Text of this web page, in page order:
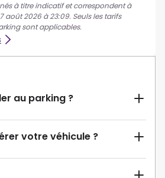
à titre indicatif et correspondent à
août 2026 à 23:09. Seuls les tarifs
sont applicables.
au parking ?
votre véhicule ?